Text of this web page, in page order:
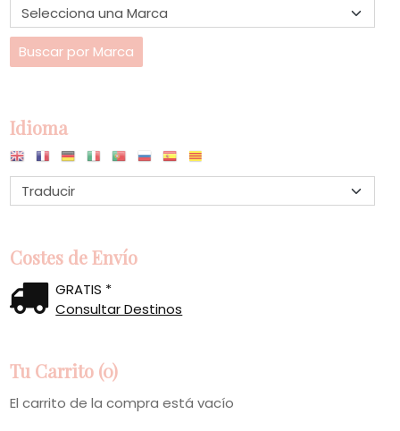
Idioma
Costes de Envío
GRATIS *
Consultar Destinos
Tu Carrito (0)
El carrito de la compra está vacío